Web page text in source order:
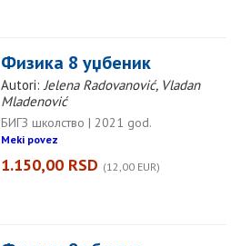
Физика 8 уџбеник
Autori:Jelena Radovanović, Vladan
Mladenović
БИГЗ школство | 2021 god.
Meki povez
1.150,00 RSD (12,00 EUR)